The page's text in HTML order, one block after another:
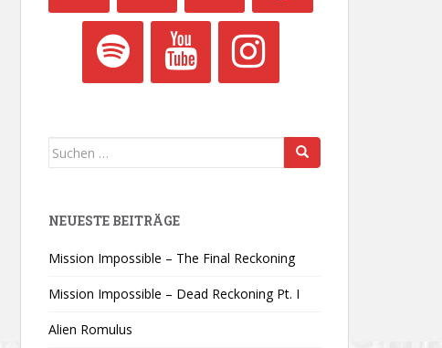
Suchen
NEUESTE BEITRÄGE
Mission Impossible – The Final Reckoning
Mission Impossible – Dead Reckoning Pt. I
Alien Romulus